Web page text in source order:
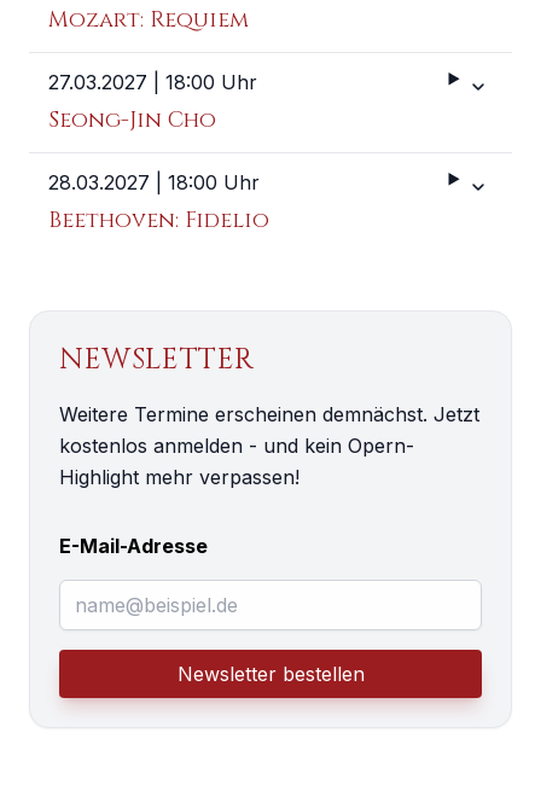
Mozart: Requiem
27.03.2027 | 18:00 Uhr
Seong-Jin Cho
Weitere
28.03.2027 | 18:00 Uhr
Beethoven: Fidelio
Weitere
NEWSLETTER
Weitere Termine erscheinen demnächst. Jetzt
kostenlos anmelden - und kein Opern-
Highlight mehr verpassen!
E-Mail-Adresse
Newsletter bestellen